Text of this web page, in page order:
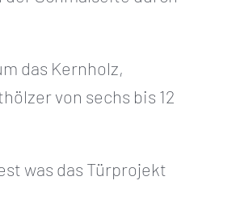
das Kernholz,
von sechs bis 12
was das Türprojekt